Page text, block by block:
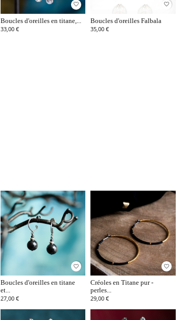
favorite_border
Boucles d'oreilles en titane,...
33,00 €
favorite_border
Boucles d'oreilles Falbala
35,00 €
favorite_border
Boucles d'oreilles en titane
et...
27,00 €
favorite_border
Créoles en Titane pur -
perles...
29,00 €